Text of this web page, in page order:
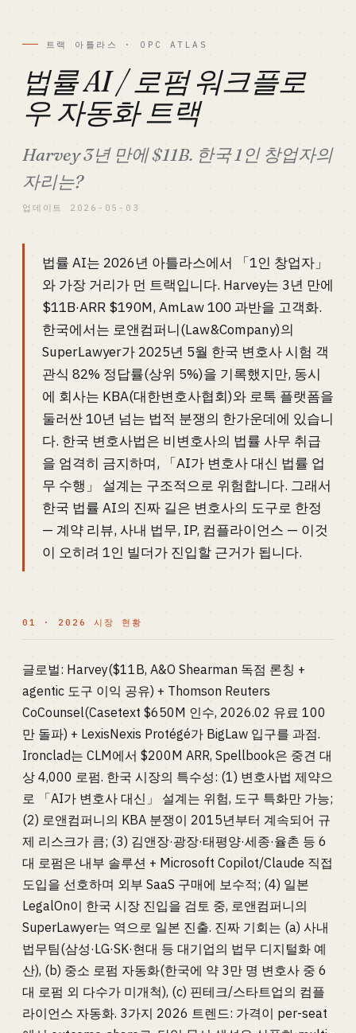
트랙 아틀라스 · OPC ATLAS
법률 AI / 로펌 워크플로
우 자동화 트랙
Harvey 3년 만에 $11B. 한국 1인 창업자의
자리는?
업데이트 2026-05-03
법률 AI는 2026년 아틀라스에서 「1인 창업자」
와 가장 거리가 먼 트랙입니다. Harvey는 3년 만에
$11B·ARR $190M, AmLaw 100 과반을 고객화.
한국에서는 로앤컴퍼니(Law&Company)의
SuperLawyer가 2025년 5월 한국 변호사 시험 객
관식 82% 정답률(상위 5%)을 기록했지만, 동시
에 회사는 KBA(대한변호사협회)와 로톡 플랫폼을
둘러싼 10년 넘는 법적 분쟁의 한가운데에 있습니
다. 한국 변호사법은 비변호사의 법률 사무 취급
을 엄격히 금지하며, 「AI가 변호사 대신 법률 업
무 수행」 설계는 구조적으로 위험합니다. 그래서
한국 법률 AI의 진짜 길은 변호사의 도구로 한정
— 계약 리뷰, 사내 법무, IP, 컴플라이언스 — 이것
이 오히려 1인 빌더가 진입할 근거가 됩니다.
01 · 2026 시장 현황
글로벌: Harvey($11B, A&O Shearman 독점 론칭 +
agentic 도구 이익 공유) + Thomson Reuters
CoCounsel(Casetext $650M 인수, 2026.02 유료 100
만 돌파) + LexisNexis Protégé가 BigLaw 입구를 과점.
Ironclad는 CLM에서 $200M ARR, Spellbook은 중견 대
상 4,000 로펌. 한국 시장의 특수성: (1) 변호사법 제약으
로 「AI가 변호사 대신」 설계는 위험, 도구 특화만 가능;
(2) 로앤컴퍼니의 KBA 분쟁이 2015년부터 계속되어 규
제 리스크가 큼; (3) 김앤장·광장·태평양·세종·율촌 등 6
대 로펌은 내부 솔루션 + Microsoft Copilot/Claude 직접
도입을 선호하며 외부 SaaS 구매에 보수적; (4) 일본
LegalOn이 한국 시장 진입을 검토 중, 로앤컴퍼니의
SuperLawyer는 역으로 일본 진출. 진짜 기회는 (a) 사내
법무팀(삼성·LG·SK·현대 등 대기업의 법무 디지털화 예
산), (b) 중소 로펌 자동화(한국에 약 3만 명 변호사 중 6
대 로펌 외 다수가 미개척), (c) 핀테크/스타트업의 컴플
라이언스 자동화. 3가지 2026 트렌드: 가격이 per-seat